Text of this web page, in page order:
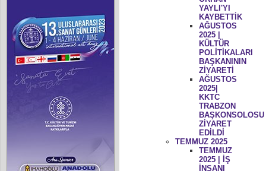
YAYLI'YI
KAYBETTİK
AĞUSTOS
2025 |
KÜLTÜR
POLİTİKALARI
BAŞKANININ
ZİYARETİ
AĞUSTOS
2025|
KKTC
TRABZON
BAŞKONSOLOSU
ZİYARET
EDİLDİ
TEMMUZ 2025
TEMMUZ
2025 | İŞ
İNSANI